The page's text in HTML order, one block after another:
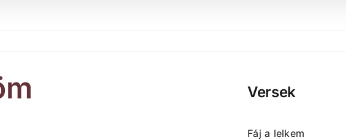
Versek
Fáj a lelkem